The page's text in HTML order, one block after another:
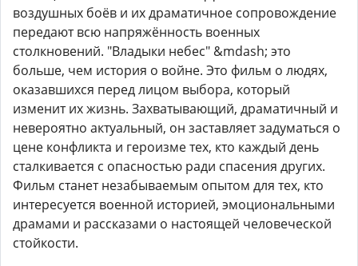
воздушных боёв и их драматичное сопровождение
передают всю напряжённость военных
столкновений. "Владыки небес" &mdash; это
больше, чем история о войне. Это фильм о людях,
оказавшихся перед лицом выбора, который
изменит их жизнь. Захватывающий, драматичный и
невероятно актуальный, он заставляет задуматься о
цене конфликта и героизме тех, кто каждый день
сталкивается с опасностью ради спасения других.
Фильм станет незабываемым опытом для тех, кто
интересуется военной историей, эмоциональными
драмами и рассказами о настоящей человеческой
стойкости.